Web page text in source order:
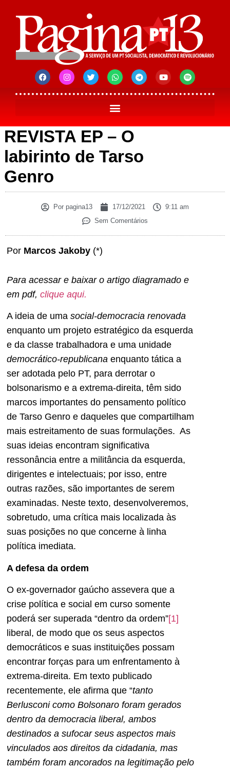
REVISTA EP – O
labirinto de Tarso
Genro
Por pagina13 17/12/2021
9:11 am
Sem Comentários
Por Marcos Jakoby (*)
Para acessar e baixar o artigo diagramado e
em pdf, clique aqui.
A ideia de uma social-democracia renovada
enquanto um projeto estratégico da esquerda
e da classe trabalhadora e uma unidade
democrático-republicana enquanto tática a
ser adotada pelo PT, para derrotar o
bolsonarismo e a extrema-direita, têm sido
marcos importantes do pensamento político
de Tarso Genro e daqueles que compartilham
mais estreitamento de suas formulações. As
suas ideias encontram significativa
ressonância entre a militância da esquerda,
dirigentes e intelectuais; por isso, entre
outras razões, são importantes de serem
examinadas. Neste texto, desenvolveremos,
sobretudo, uma crítica mais localizada às
suas posições no que concerne à linha
política imediata.
A defesa da ordem
O ex-governador gaúcho assevera que a
crise política e social em curso somente
poderá ser superada “dentro da ordem”[1]
liberal, de modo que os seus aspectos
democráticos e suas instituições possam
encontrar forças para um enfrentamento à
extrema-direita. Em texto publicado
recentemente, ele afirma que “tanto
Berlusconi como Bolsonaro foram gerados
dentro da democracia liberal, ambos
destinados a sufocar seus aspectos mais
vinculados aos direitos da cidadania, mas
também foram ancorados na legitimação pelo